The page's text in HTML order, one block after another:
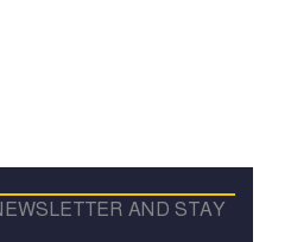
AND STAY